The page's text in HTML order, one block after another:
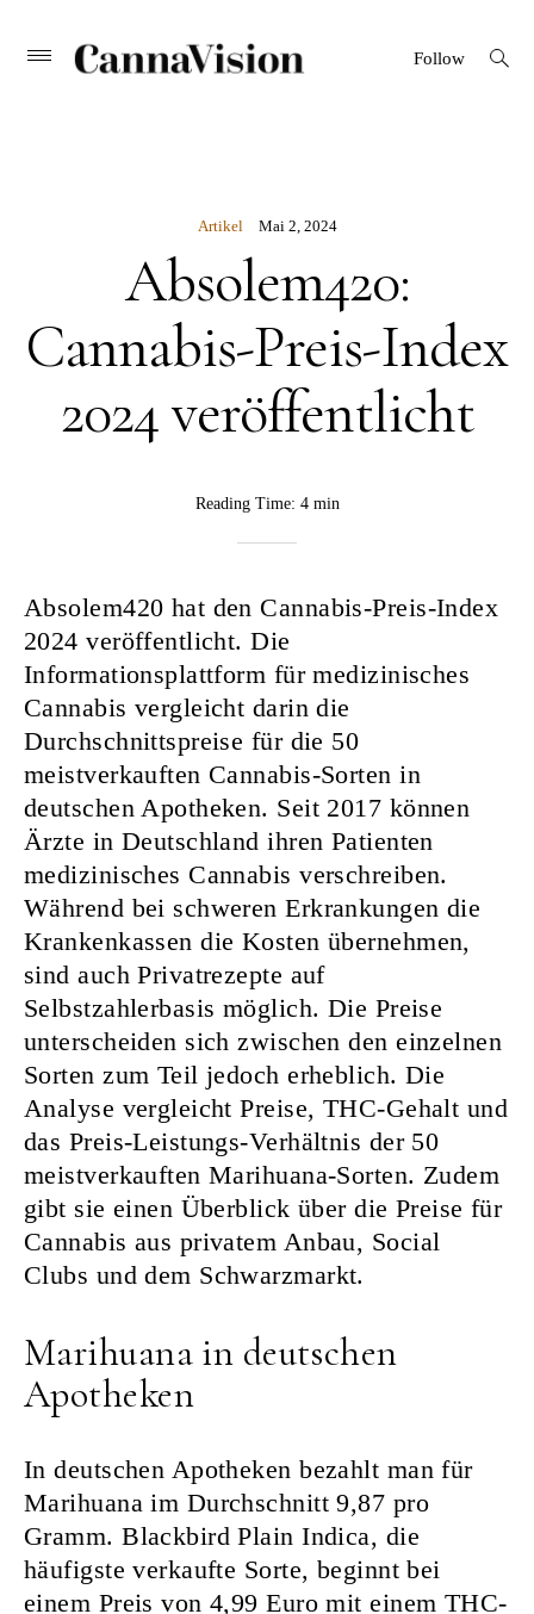
Skip Primary
Menu
CANNAVISION
Follow
open
search
Artikel Mai 2, 2024
Absolem420:
Cannabis-Preis-Index
2024 veröffentlicht
Reading Time: 4 min
Absolem420 hat den Cannabis-Preis-Index
2024 veröffentlicht. Die
Informationsplattform für medizinisches
Cannabis vergleicht darin die
Durchschnittspreise für die 50
meistverkauften Cannabis-Sorten in
deutschen Apotheken. Seit 2017 können
Ärzte in Deutschland ihren Patienten
medizinisches Cannabis verschreiben.
Während bei schweren Erkrankungen die
Krankenkassen die Kosten übernehmen,
sind auch Privatrezepte auf
Selbstzahlerbasis möglich. Die Preise
unterscheiden sich zwischen den einzelnen
Sorten zum Teil jedoch erheblich. Die
Analyse vergleicht Preise, THC-Gehalt und
das Preis-Leistungs-Verhältnis der 50
meistverkauften Marihuana-Sorten. Zudem
gibt sie einen Überblick über die Preise für
Cannabis aus privatem Anbau, Social
Clubs und dem Schwarzmarkt.
Marihuana in deutschen
Apotheken
In deutschen Apotheken bezahlt man für
Marihuana im Durchschnitt 9,87 pro
Gramm. Blackbird Plain Indica, die
häufigste verkaufte Sorte, beginnt bei
einem Preis von 4,99 Euro mit einem THC-